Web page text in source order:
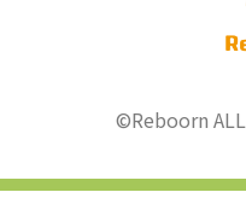
©︎Reboorn ALL